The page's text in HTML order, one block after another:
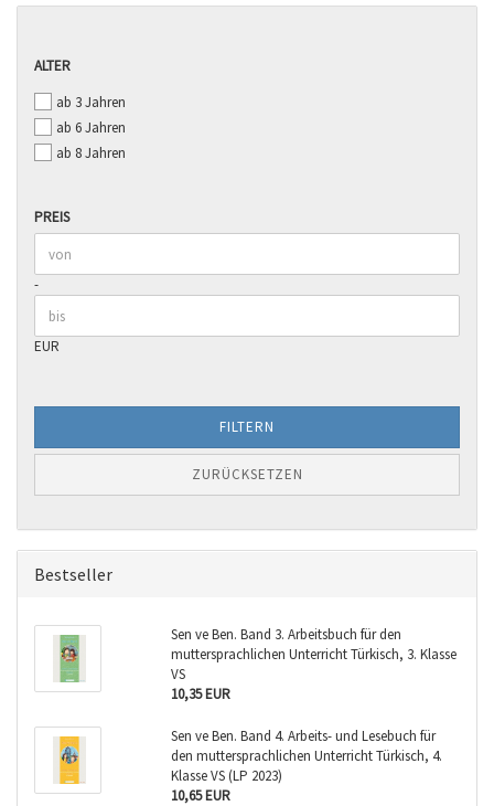
ALTER
ALTER
ab 3 Jahren
ab 6 Jahren
ab 8 Jahren
PREIS
PREIS
Preis bis
-
EUR
FILTERN
ZURÜCKSETZEN
Bestseller
Sen ve Ben. Band 3. Arbeitsbuch für den
muttersprachlichen Unterricht Türkisch, 3. Klasse
VS
10,35 EUR
Sen ve Ben. Band 4. Arbeits- und Lesebuch für
den muttersprachlichen Unterricht Türkisch, 4.
Klasse VS (LP 2023)
10,65 EUR